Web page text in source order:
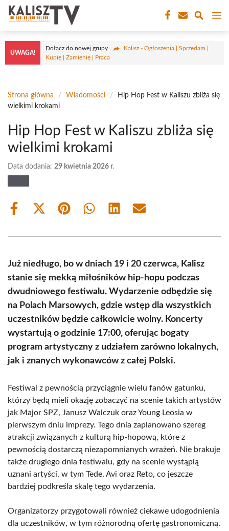
Przejdź
treści
UWAGA!
Dołącz do nowej grupy
Kalisz - Ogłoszenia | Sprzedam |
Kupię | Zamienię | Praca
Strona główna / Wiadomości /
Hip Hop Fest w Kaliszu zbliża się
wielkimi krokami
Hip Hop Fest w Kaliszu zbliża się
wielkimi krokami
Data dodania: 29 kwietnia 2026 r.
Share
Share
(Twitter)
Share Share Share Share
Już niedługo, bo w dniach 19 i 20 czerwca, Kalisz
stanie się mekką miłośników hip-hopu podczas
dwudniowego festiwalu. Wydarzenie odbędzie się
na Polach Marsowych, gdzie wstęp dla wszystkich
uczestników będzie całkowicie wolny. Koncerty
wystartują o godzinie 17:00, oferując bogaty
program artystyczny z udziałem zarówno lokalnych,
jak i znanych wykonawców z całej Polski.
Festiwal z pewnością przyciągnie wielu fanów gatunku,
którzy będą mieli okazję zobaczyć na scenie takich artystów
jak Major SPZ, Janusz Walczuk oraz Young Leosia w
pierwszym dniu imprezy. Tego dnia zaplanowano szereg
atrakcji związanych z kulturą hip-hopową, które z
pewnością dostarczą niezapomnianych wrażeń. Nie brakuje
także drugiego dnia festiwalu, gdy na scenie wystąpią
uznani artyści, w tym Tede, Avi oraz Reto, co jeszcze
bardziej podkreśla skalę tego wydarzenia.
Organizatorzy przygotowali również ciekawe udogodnienia
dla uczestników, w tym różnorodną ofertę gastronomiczną.